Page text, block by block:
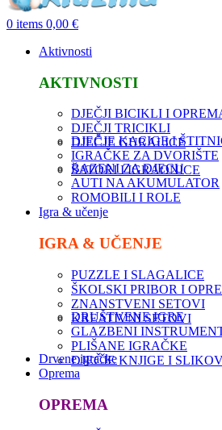
0 items 0,00 €
Aktivnosti
AKTIVNOSTI
DJEČJI BICIKLI I
DJEČJI TRICIKLI
DJEČJE GURALICE
DJEČJE KACIGE I
IGRAČKE ZA DVORIŠTE
ŠATORI I IGRAONICE
BAZENI ZA DJECU
AUTI NA AKUMULATOR
ROMOBILI I ROLE
Igra & učenje
IGRA & UČENJE
PUZZLE I SLAGALICE
ŠKOLSKI PRIBOR I
ZNANSTVENI SETOVI
KREATIVNI SETOVI
DRUŠTVENE IGRE
GLAZBENI
PLIŠANE IGRAČKE
DJEČJE KNJIGE I
Drvene igračke
Oprema
OPREMA